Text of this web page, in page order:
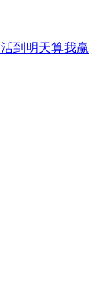
活到明天算我赢